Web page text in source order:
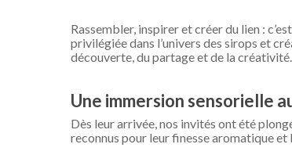
Rassembler, inspirer et créer du lien :
privilégiée dans l’univers des sirops et
découverte, du partage et de la créativité.
Une immersion sensorielle
Dès leur arrivée, nos invités ont été
reconnus pour leur finesse aromatique